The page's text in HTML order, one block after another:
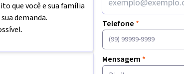
que você e sua família
demanda.
Telefone *
Mensagem *